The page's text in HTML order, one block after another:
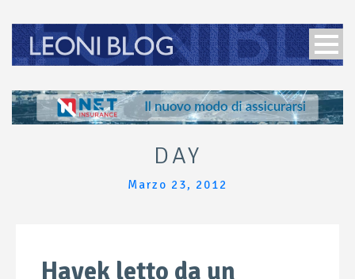
DAY
Marzo 23, 2012
Hayek letto da un